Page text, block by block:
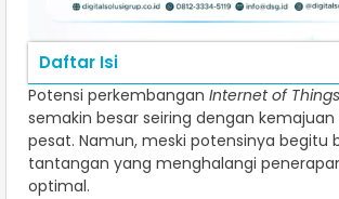
Daftar Isi
Potensi perkembangan Internet of Things
semakin besar seiring dengan
pesat. Namun, meski potensinya begitu
tantangan yang menghalangi
optimal.